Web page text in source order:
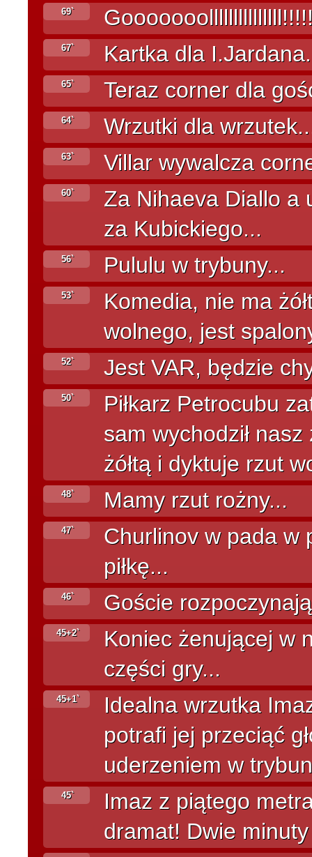
69`
67` Kartka dla
65` Teraz corner dla
64` Wrzutki dla
63` Villar wywalcza
60`
Za Nihaeva Diallo a
za Kubickiego...
56` Pululu w trybuny...
53`
Komedia, nie ma
wolnego, jest
52` Jest VAR, będzie
50`
Piłkarz Petrocubu
sam wychodził
żółtą i dyktuje rzut
48` Mamy rzut rożny...
47`
Churlinov w pada w
piłkę...
46` Goście
45+2`
Koniec żenującej w
części gry...
45+1`
Idealna wrzutka
potrafi jej przeciąć
uderzeniem w
45`
Imaz z piątego
dramat! Dwie